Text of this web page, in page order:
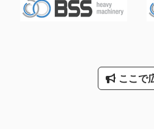
ここで